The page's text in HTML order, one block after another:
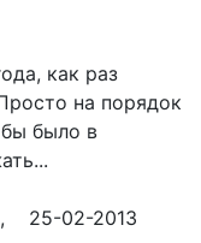
как раз
на порядок
было в
, 25-02-2013